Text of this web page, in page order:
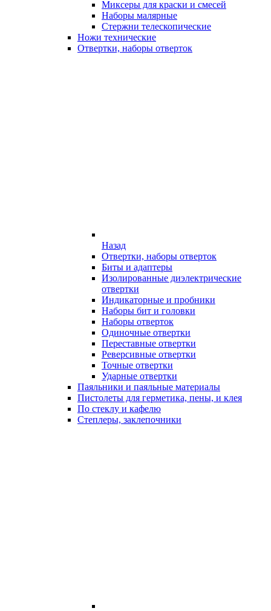
Миксеры для краски и смесей
Наборы малярные
Стержни телескопические
Ножи технические
Отвертки, наборы отверток
Назад
Отвертки, наборы отверток
Биты и адаптеры
Изолированные диэлектрические
отвертки
Индикаторные и пробники
Наборы бит и головки
Наборы отверток
Одиночные отвертки
Переставные отвертки
Реверсивные отвертки
Точные отвертки
Ударные отвертки
Паяльники и паяльные материалы
Пистолеты для герметика, пены, и клея
По стеклу и кафелю
Степлеры, заклепочники